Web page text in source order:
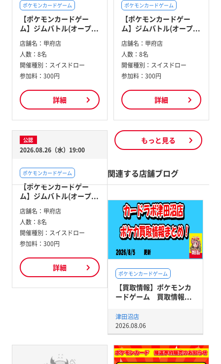
ポケモンカードゲーム
【ポケモンカードゲー
ム】ジムバトル(オープ...
店舗名： 甲府店
人数： 8名
開催種別： スイスドロー
参加料： 300円
詳細
ポケモンカードゲーム
【ポケモンカードゲー
ム】ジムバトル(オープ...
店舗名： 甲府店
人数： 8名
開催種別： スイスドロー
参加料： 300円
詳細
公認
2026.08.26（水）19:00
ポケモンカードゲーム
【ポケモンカードゲー
ム】ジムバトル(オープ...
店舗名： 甲府店
人数： 8名
開催種別： スイスドロー
参加料： 300円
詳細
もっと見る
関連する店舗ブログ
ポケモンカードゲーム
【買取情報】ポケモンカ
ードゲーム 買取情報...
津田沼店
2026.08.06